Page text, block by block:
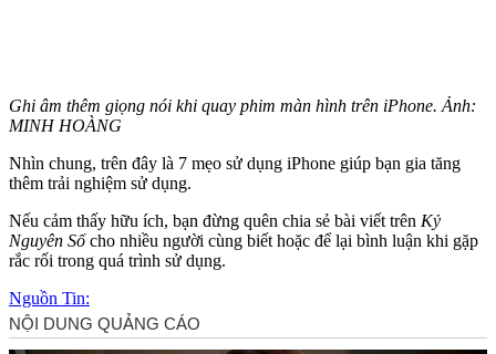
Ghi âm thêm giọng nói khi quay phim màn hình trên iPhone. Ảnh:
MINH HOÀNG
Nhìn chung, trên đây là 7 mẹo sử dụng iPhone giúp bạn gia tăng
thêm trải nghiệm sử dụng.
Nếu cảm thấy hữu ích, bạn đừng quên chia sẻ bài viết trên Kỷ
Nguyên Sốcho nhiều người cùng biết hoặc để lại bình luận khi gặp
rắc rối trong quá trình sử dụng.
Nguồn Tin: